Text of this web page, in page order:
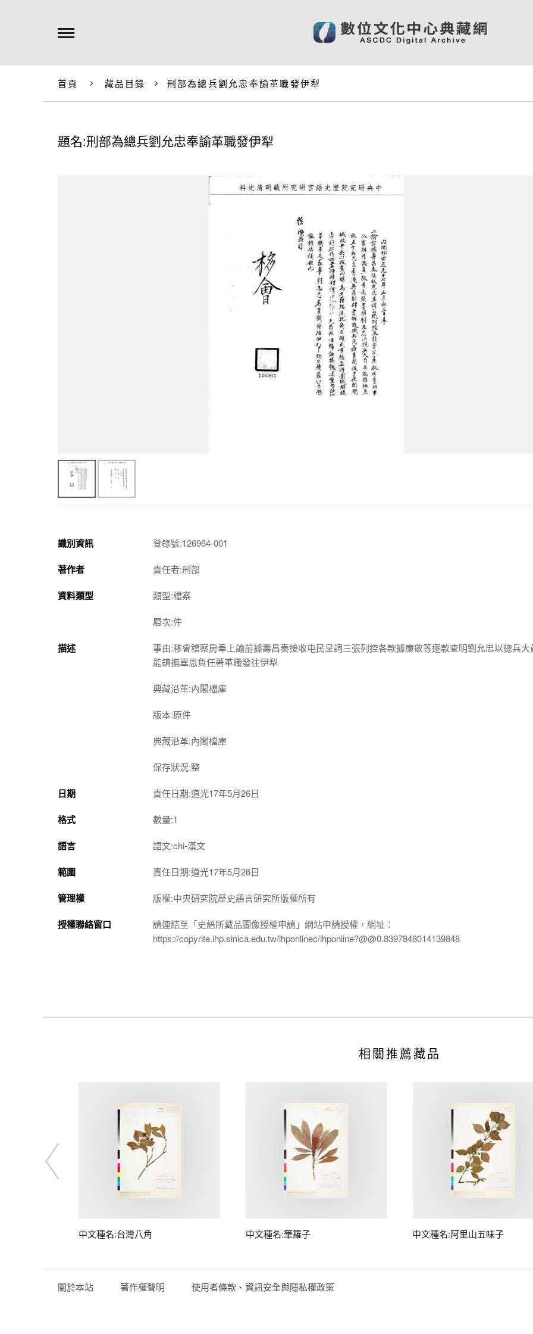
首頁 藏品目錄 刑部為總兵劉允忠奉諭革職發伊犁
題名:刑部為總兵劉允忠奉諭革職發伊犁
識別資訊 登錄號:126964-001
著作者 責任者:刑部
資料類型 類型:檔案
層次:件
描述
事由:移會稽察房奉上諭前據壽昌奏接收屯民呈詞三張列控各款據廉敬等逐款查明劉允忠以總兵大
能鎮撫辜恩負任著革職發往伊犁
典藏沿革:內閣檔庫
版本:原件
典藏沿革:內閣檔庫
保存狀況:整
日期 責任日期:道光17年5月26日
格式 數量:1
語言 語文:chi-漢文
範圍 責任日期:道光17年5月26日
管理權 版權:中央研究院歷史語言研究所版權所有
授權聯絡窗口
請連結至「史語所藏品圖像授權申請」網站申請授權，網址：
https://copyrite.ihp.sinica.edu.tw/ihponlinec/ihponline?@@0.8397848014139848
相關推薦藏品
中文種名:台灣八角 中文種名:筆羅子 中文種名:阿里山五味子
關於本站 著作權聲明 使用者條款、資訊安全與隱私權政策